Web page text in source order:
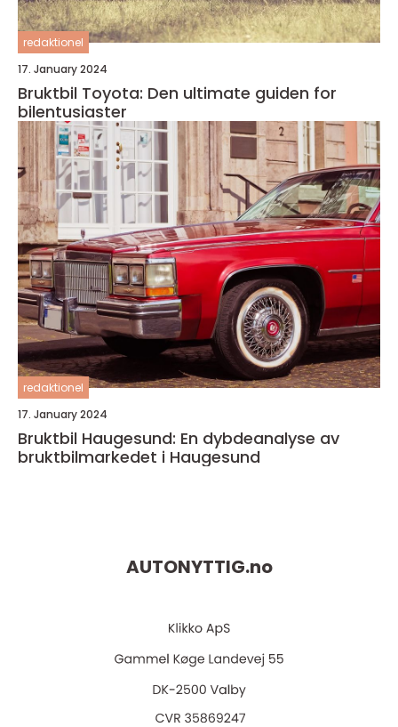
redaktionel
17. January 2024
Bruktbil Toyota: Den ultimate guiden for
bilentusiaster
redaktionel
17. January 2024
Bruktbil Haugesund: En dybdeanalyse av
bruktbilmarkedet i Haugesund
AUTONYTTIG.no